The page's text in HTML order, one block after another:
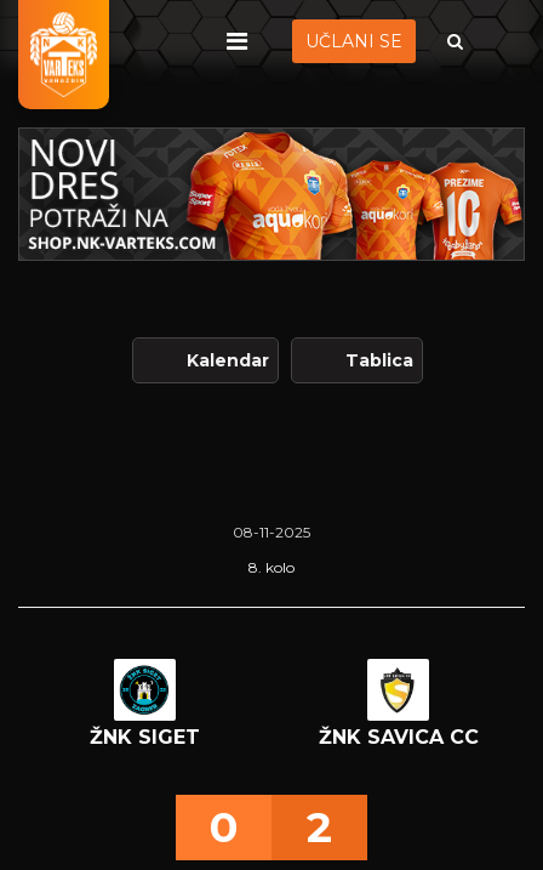
UČLANI SE
Kalendar Tablica
08-11-2025
8. kolo
ŽNK SIGET ŽNK SAVICA CC
0 2